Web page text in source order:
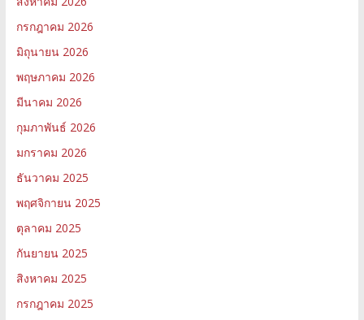
กรกฎาคม 2026
มิถุนายน 2026
พฤษภาคม 2026
มีนาคม 2026
กุมภาพันธ์ 2026
มกราคม 2026
ธันวาคม 2025
พฤศจิกายน 2025
ตุลาคม 2025
กันยายน 2025
สิงหาคม 2025
กรกฎาคม 2025